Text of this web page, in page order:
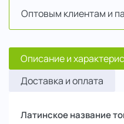
Оптовым клиентам и
Описание и
Доставка и оплата
Латинское название